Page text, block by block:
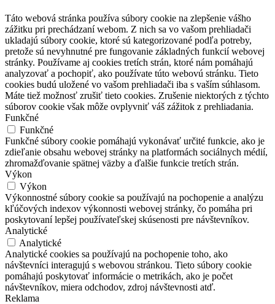
Táto webová stránka používa súbory cookie na zlepšenie vášho
zážitku pri prechádzaní webom. Z nich sa vo vašom prehliadači
ukladajú súbory cookie, ktoré sú kategorizované podľa potreby,
pretože sú nevyhnutné pre fungovanie základných funkcií webovej
stránky. Používame aj cookies tretích strán, ktoré nám pomáhajú
analyzovať a pochopiť, ako používate túto webovú stránku. Tieto
cookies budú uložené vo vašom prehliadači iba s vaším súhlasom.
Máte tiež možnosť zrušiť tieto cookies. Zrušenie niektorých z týchto
súborov cookie však môže ovplyvniť váš zážitok z prehliadania.
Funkčné
Funkčné
Funkčné súbory cookie pomáhajú vykonávať určité funkcie, ako je
zdieľanie obsahu webovej stránky na platformách sociálnych médií,
zhromažďovanie spätnej väzby a ďalšie funkcie tretích strán.
Výkon
Výkon
Výkonnostné súbory cookie sa používajú na pochopenie a analýzu
kľúčových indexov výkonnosti webovej stránky, čo pomáha pri
poskytovaní lepšej používateľskej skúsenosti pre návštevníkov.
Analytické
Analytické
Analytické cookies sa používajú na pochopenie toho, ako
návštevníci interagujú s webovou stránkou. Tieto súbory cookie
pomáhajú poskytovať informácie o metrikách, ako je počet
návštevníkov, miera odchodov, zdroj návštevnosti atď.
Reklama